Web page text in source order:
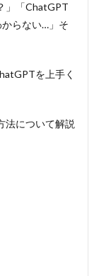
」「ChatGPT
らない…」そ
を上手く
法について解説